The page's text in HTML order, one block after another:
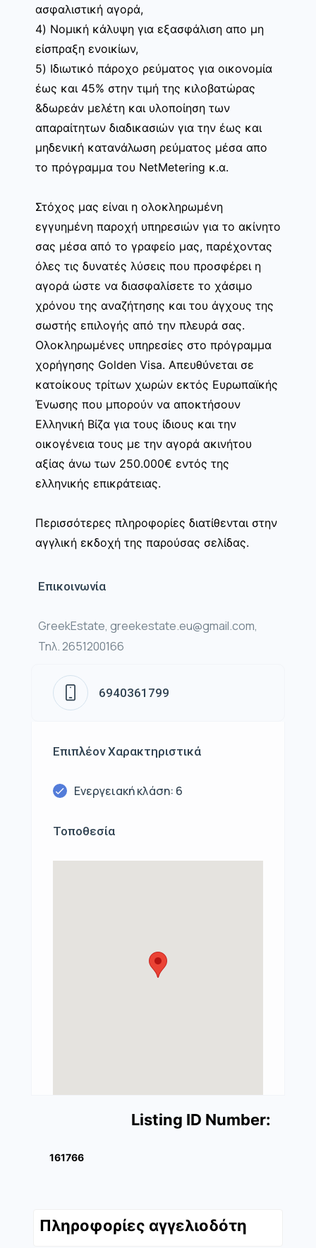
ασφαλιστική αγορά,
4) Νομική κάλυψη για εξασφάλιση απο μη
είσπραξη ενοικίων,
5) Ιδιωτικό πάροχο ρεύματος για οικονομία
έως και 45% στην τιμή της κιλοβατώρας
&δωρεάν μελέτη και υλοποίηση των
απαραίτητων διαδικασιών για την έως και
μηδενική κατανάλωση ρεύματος μέσα απο
το πρόγραμμα του NetMetering κ.α.
Στόχος μας είναι η ολοκληρωμένη
εγγυημένη παροχή υπηρεσιών για το ακίνητο
σας μέσα από το γραφείο μας, παρέχοντας
όλες τις δυνατές λύσεις που προσφέρει η
αγορά ώστε να διασφαλίσετε το χάσιμο
χρόνου της αναζήτησης και του άγχους της
σωστής επιλογής από την πλευρά σας.
Ολοκληρωμένες υπηρεσίες στο πρόγραμμα
χορήγησης Golden Visa. Απευθύνεται σε
κατοίκους τρίτων χωρών εκτός Ευρωπαϊκής
Ένωσης που μπορούν να αποκτήσουν
Ελληνική Βίζα για τους ίδιους και την
οικογένεια τους με την αγορά ακινήτου
αξίας άνω των 250.000€ εντός της
ελληνικής επικράτειας.
Περισσότερες πληροφορίες διατίθενται στην
αγγλική εκδοχή της παρούσας σελίδας.
Επικοινωνία
GreekEstate, greekestate.eu@gmail.com,
Τηλ. 2651200166
6940361799
Επιπλέον Χαρακτηριστικά
Ενεργειακή κλάση: 6
Τοποθεσία
Listing ID Number:
161766
Πληροφορίες αγγελιοδότη